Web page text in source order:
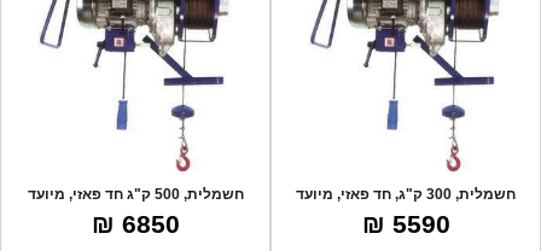
חשמלית, 300 ק"ג, חד פאזי, מיועד
לתעשיה.
5590 ₪
חשמלית, 500 ק"ג חד פאזי, מיועד
לעבודה יו
6850 ₪